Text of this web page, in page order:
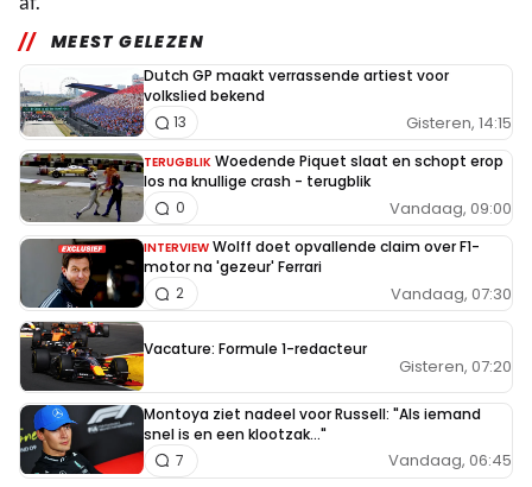
MEEST GELEZEN
Dutch GP maakt verrassende artiest voor
volkslied bekend
Gisteren, 14:15
13
TERUGBLIK Woedende Piquet slaat en schopt erop
los na knullige crash - terugblik
Vandaag, 09:00
0
INTERVIEW Wolff doet opvallende claim over F1-
motor na 'gezeur' Ferrari
Vandaag, 07:30
2
Vacature: Formule 1-redacteur
Gisteren, 07:20
Montoya ziet nadeel voor Russell: "Als iemand
snel is en een klootzak..."
Vandaag, 06:45
7